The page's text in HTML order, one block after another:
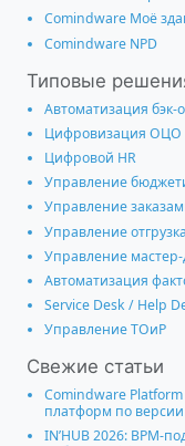
Comindware Моё
Comindware NPD
Типовые
Автоматизация бэк-
Цифровизация ОЦО
Цифровой HR
Управление
Управление
Управление
Управление
Автоматизация
Service Desk / Help
Управление ТОиР
Свежие статьи
Comindware
платформ по
IN’HUB 2026: BPM-